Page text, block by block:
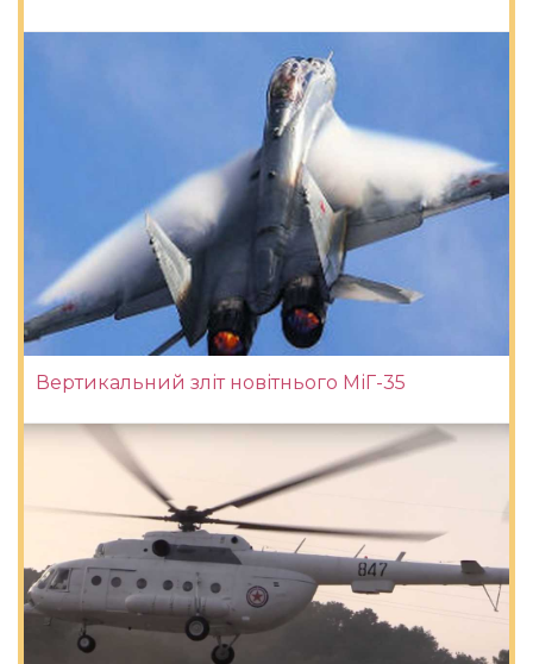
Вертикальний зліт новітнього МіГ-35